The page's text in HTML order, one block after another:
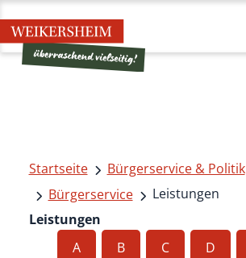
Startseite
Bürgerservice & Politik
Bürgerservice
Leistungen
Leistungen
A
B C D